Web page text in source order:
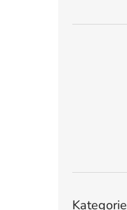
kategorie
Kategorie